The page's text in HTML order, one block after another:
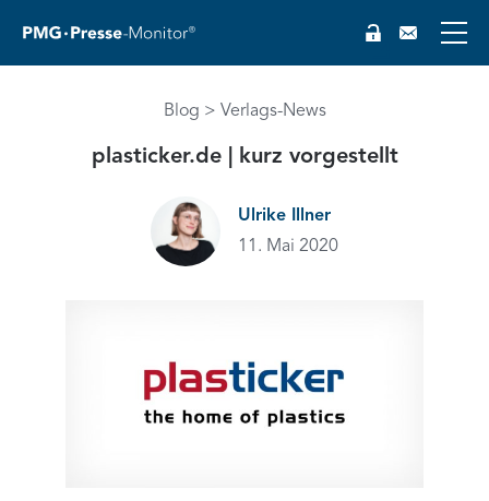
EN
Blog Verlags-News
plasticker.de | kurz vorgestellt
Ulrike Illner
11. Mai 2020